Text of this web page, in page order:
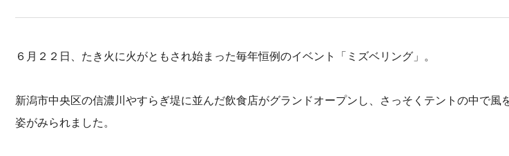
６月２２日、たき火に火がともされ始まった毎年恒例のイベント「ミズベリング」。
新潟市中央区の信濃川やすらぎ堤に並んだ飲食店がグランドオープンし、さっそくテントの中で風
姿がみられました。